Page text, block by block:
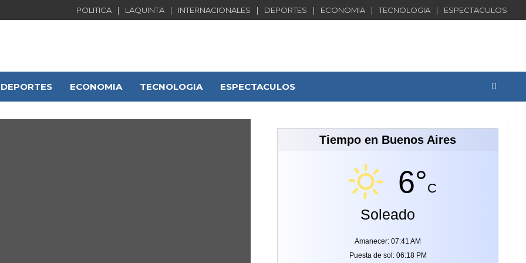
POLITICA LAQUINTA INTERNACIONALES DEPORTES ECONOMIA TECNOLOGIA ESPECTACULOS
DEPORTES ECONOMIA TECNOLOGIA ESPECTACULOS
Tiempo en Buenos Aires
6°C
Soleado
Amanecer: 07:41 AM
Puesta de sol: 06:18 PM